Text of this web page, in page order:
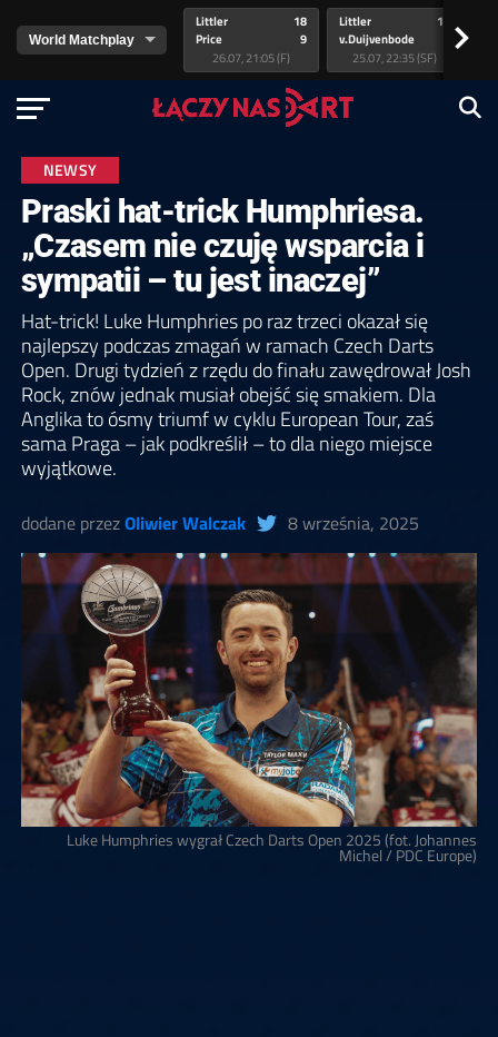
Littler
Price
18
9
26.07, 21:05 (F)
Littler
v.Duijvenbode
17
25.07, 22:35 (SF)
>
NEWSY
Praski hat-trick Humphriesa.
„Czasem nie czuję wsparcia i
sympatii – tu jest inaczej”
Hat-trick! Luke Humphries po raz trzeci okazał się
najlepszy podczas zmagań w ramach Czech Darts
Open. Drugi tydzień z rzędu do finału zawędrował Josh
Rock, znów jednak musiał obejść się smakiem. Dla
Anglika to ósmy triumf w cyklu European Tour, zaś
sama Praga – jak podkreślił – to dla niego miejsce
wyjątkowe.
dodane przezOliwier Walczak 8 września, 2025
Luke Humphries wygrał Czech Darts Open 2025 (fot. Johannes
Michel / PDC Europe)